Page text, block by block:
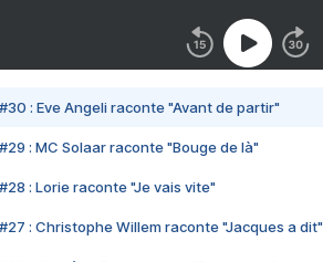
#30 : Eve Angeli raconte "Avant de partir"
#29 : MC Solaar raconte "Bouge de là"
#28 : Lorie raconte "Je vais vite"
#27 : Christophe Willem raconte "Jacques a dit"